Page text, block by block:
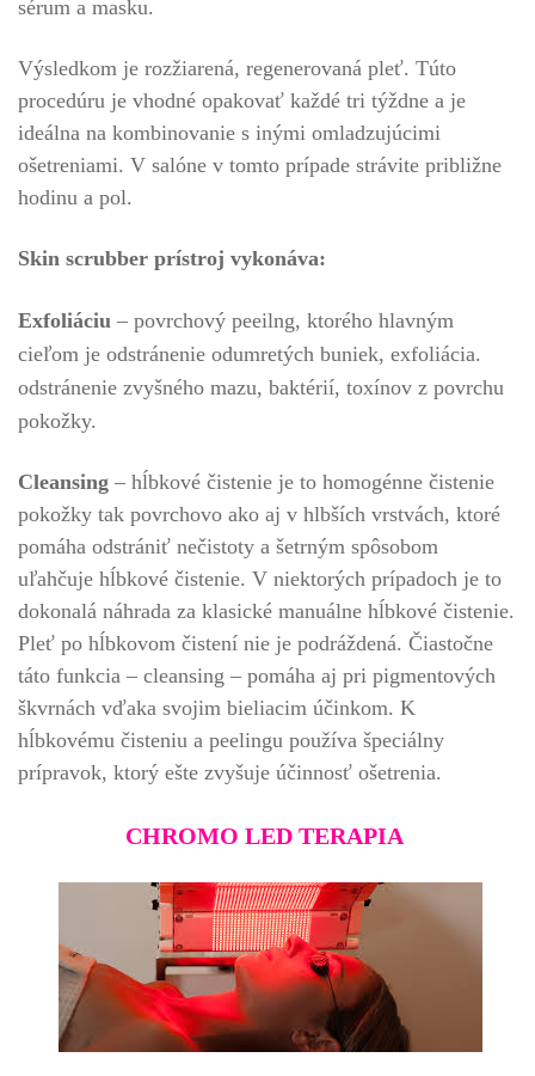
sérum a masku.
Výsledkom je rozžiarená, regenerovaná pleť. Túto
procedúru je vhodné opakovať každé tri týždne a je
ideálna na kombinovanie s inými omladzujúcimi
ošetreniami. V salóne v tomto prípade strávite približne
hodinu a pol.
Skin scrubber prístroj vykonáva:
Exfoliáciu – povrchový peeilng, ktorého hlavným
cieľom je odstránenie odumretých buniek, exfoliácia.
odstránenie zvyšného mazu, baktérií, toxínov z povrchu
pokožky.
Cleansing – hĺbkové čistenie je to homogénne čistenie
pokožky tak povrchovo ako aj v hlbších vrstvách, ktoré
pomáha odstrániť nečistoty a šetrným spôsobom
uľahčuje hĺbkové čistenie. V niektorých prípadoch je to
dokonalá náhrada za klasické manuálne hĺbkové čistenie.
Pleť po hĺbkovom čistení nie je podráždená. Čiastočne
táto funkcia – cleansing – pomáha aj pri pigmentových
škvrnách vďaka svojim bieliacim účinkom. K
hĺbkovému čisteniu a peelingu používa špeciálny
prípravok, ktorý ešte zvyšuje účinnosť ošetrenia.
CHROMO LED TERAPIA